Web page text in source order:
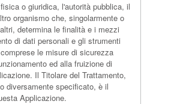
o giuridica, l'autorità pubblica, il
organismo che, singolarmente o
determina le finalità e i mezzi
di dati personali e gli strumenti
le misure di sicurezza
ed alla fruizione di
Il Titolare del Trattamento,
diversamente specificato, è il
Applicazione.